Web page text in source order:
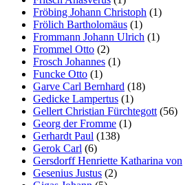
Fröbing Johann Christoph (1)
Frölich Bartholomäus (1)
Frommann Johann Ulrich (1)
Frommel Otto (2)
Frosch Johannes (1)
Funcke Otto (1)
Garve Carl Bernhard (18)
Gedicke Lampertus (1)
Gellert Christian Fürchtegott (56)
Georg der Fromme (1)
Gerhardt Paul (138)
Gerok Carl (6)
Gersdorff Henriette Katharina von
Gesenius Justus (2)